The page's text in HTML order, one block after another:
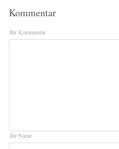
Kommentar
Ihr Kommentar
Ihr Name